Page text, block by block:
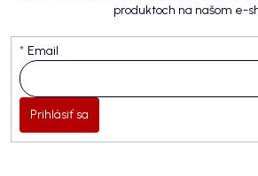
produktoch na našom e-
Email
Prihlásiť sa